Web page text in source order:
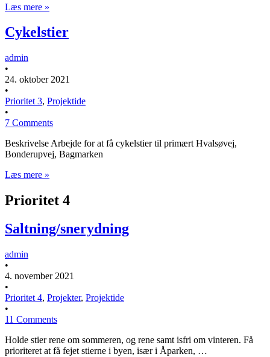
Læs mere »
Cykelstier
admin
•
24. oktober 2021
•
Prioritet 3, Projektide
•
7 Comments
Beskrivelse Arbejde for at få cykelstier til primært Hvalsøvej,
Bonderupvej, Bagmarken
Læs mere »
Prioritet 4
Saltning/snerydning
admin
•
4. november 2021
•
Prioritet 4, Projekter, Projektide
•
11 Comments
Holde stier rene om sommeren, og rene samt isfri om vinteren. Få
prioriteret at få fejet stierne i byen, især i Åparken, …